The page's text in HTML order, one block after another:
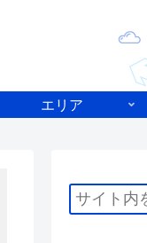
エリア